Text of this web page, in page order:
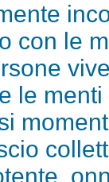
con le
le